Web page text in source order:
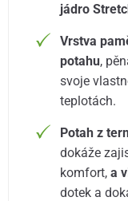
jádro
Vrstva
potahu,
svoje
teplotách.
Potah z
dokáže
komfort,a
dotek a